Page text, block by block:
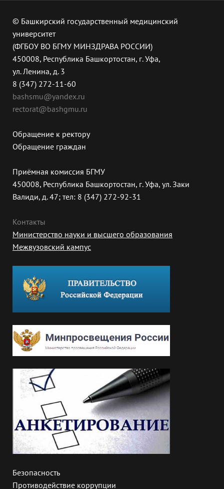
© Башкирский государственный медицинский
университет
(ФГБОУ ВО БГМУ МИНЗДРАВА РОССИИ)
450008, Республика Башкортостан, г. Уфа,
ул. Ленина, д. 3
8 (347) 272-11-60
bashsmu@yandex.ru
rectorat@bashgmu.ru
Обращение к ректору
Обращение граждан
Приёмная комиссия БГМУ
450008, Республика Башкортостан, г. Уфа, ул. Заки
Валиди, д. 47; тел: 8 (347) 272-92-31
Контакты
Министерство науки и высшего образования
Межвузовский кампус
Безопасность
Противодействие коррупции